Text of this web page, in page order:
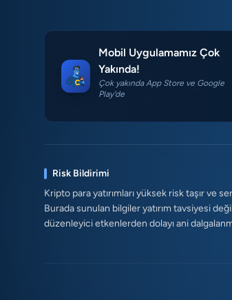
Mobil Uygulamamız Çok
Yakında!
Çok yakında App Store ve Google
Play'de
Risk Bildirimi
Kripto para yatırımları yüksek risk taşır ve
Burada sunulan bilgiler yatırım tavsiyesi
düzenleyici etkenlerden dolayı ani